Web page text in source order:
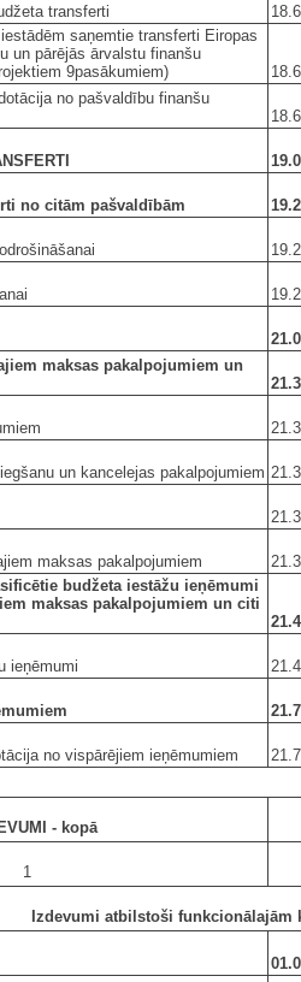
transferti
saņemtie transferti Eiropas
un pārējās ārvalstu finanšu
9pasākumiem)
no pašvaldību finanšu
no citām pašvaldībām
maksas pakalpojumiem un
un kancelejas pakalpojumiem
maksas pakalpojumiem
budžeta iestāžu ieņēmumi
maksas pakalpojumiem un citi
ieņēmumi
no vispārējiem ieņēmumiem
- kopā
1
Izdevumi atbilstoši funkcionālajām